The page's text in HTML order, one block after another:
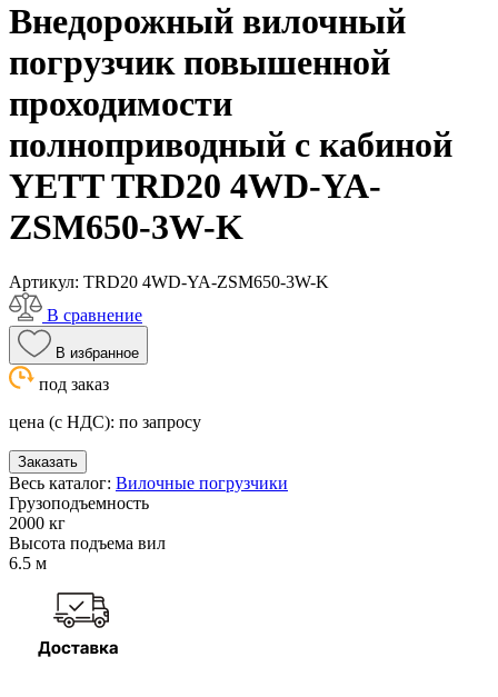
Внедорожный вилочный
погрузчик повышенной
проходимости
полноприводный с кабиной
YETT TRD20 4WD-YA-
ZSM650-3W-K
Артикул: TRD20 4WD-YA-ZSM650-3W-K
В сравнение
В избранное
под заказ
цена (с НДС): по запросу
Заказать
Весь каталог: Вилочные погрузчики
Грузоподъемность
2000 кг
Высота подъема вил
6.5 м